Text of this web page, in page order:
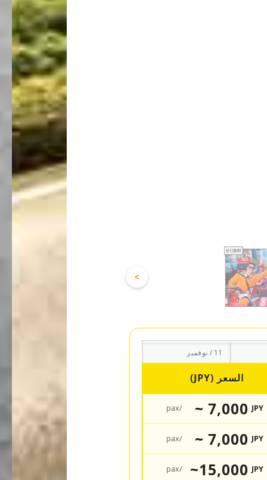
>
11 / نوفمبر
السعر (JPY)
JPY
7,000 ~
/pax
JPY
7,000 ~
/pax
JPY
15,000~
/pax